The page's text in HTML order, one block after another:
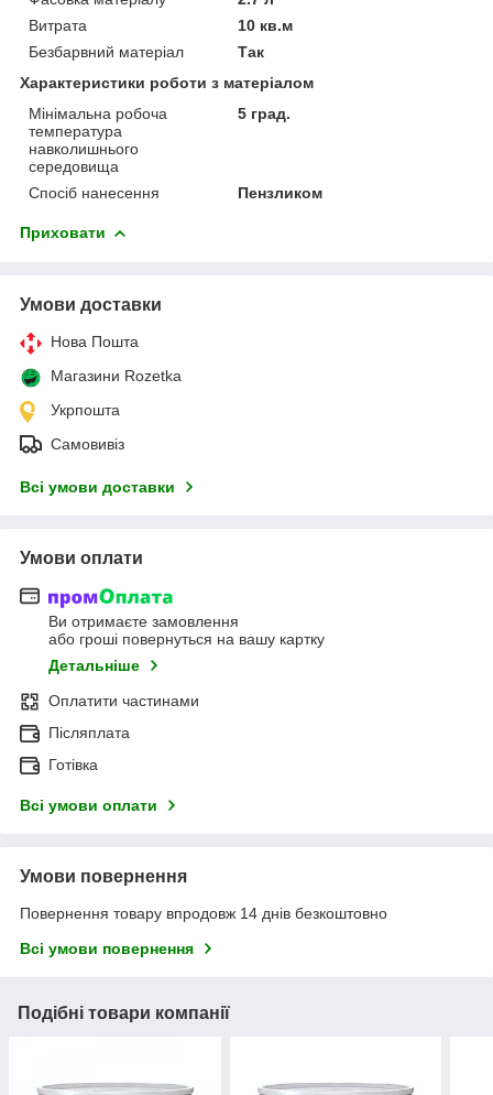
Витрата
10 кв.м
Безбарвний матеріал
Так
Характеристики роботи з матеріалом
Мінімальна робоча
температура
навколишнього
середовища
5 град.
Спосіб нанесення Пензликом
Приховати
Умови доставки
Нова Пошта
Магазини Rozetka
Укрпошта
Самовивіз
Всі умови доставки
Умови оплати
Ви отримаєте замовлення
або гроші повернуться на вашу картку
Детальніше
Оплатити частинами
Післяплата
Готівка
Всі умови оплати
Умови повернення
Повернення товару впродовж 14 днів безкоштовно
Всі умови повернення
Подібні товари компанії